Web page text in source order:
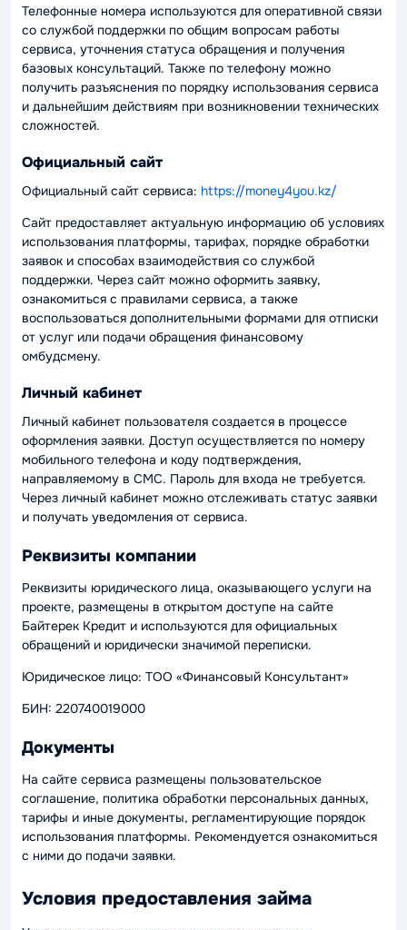
Телефонные номера используются для оперативной связи
со службой поддержки по общим вопросам работы
сервиса, уточнения статуса обращения и получения
базовых консультаций. Также по телефону можно
получить разъяснения по порядку использования сервиса
и дальнейшим действиям при возникновении технических
сложностей.
Официальный сайт
Официальный сайт сервиса: https://money4you.kz/
Сайт предоставляет актуальную информацию об условиях
использования платформы, тарифах, порядке обработки
заявок и способах взаимодействия со службой
поддержки. Через сайт можно оформить заявку,
ознакомиться с правилами сервиса, а также
воспользоваться дополнительными формами для отписки
от услуг или подачи обращения финансовому
омбудсмену.
Личный кабинет
Личный кабинет пользователя создается в процессе
оформления заявки. Доступ осуществляется по номеру
мобильного телефона и коду подтверждения,
направляемому в СМС. Пароль для входа не требуется.
Через личный кабинет можно отслеживать статус заявки
и получать уведомления от сервиса.
Реквизиты компании
Реквизиты юридического лица, оказывающего услуги на
проекте, размещены в открытом доступе на сайте
Байтерек Кредит и используются для официальных
обращений и юридически значимой переписки.
Юридическое лицо: ТОО «Финансовый Консультант»
БИН: 220740019000
Документы
На сайте сервиса размещены пользовательское
соглашение, политика обработки персональных данных,
тарифы и иные документы, регламентирующие порядок
использования платформы. Рекомендуется ознакомиться
с ними до подачи заявки.
Условия предоставления займа